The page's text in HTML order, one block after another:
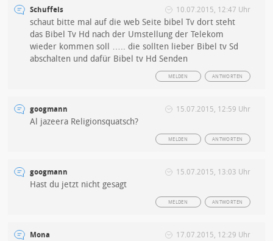
Schuffels 10.07.2015, 12:47 Uhr
schaut bitte mal auf die web Seite bibel Tv dort steht
das Bibel Tv Hd nach der Umstellung der Telekom
wieder kommen soll ….. die sollten lieber Bibel tv Sd
abschalten und dafür Bibel tv Hd Senden
ANTWORTEN
MELDEN
googmann 15.07.2015, 12:59 Uhr
Al jazeera Religionsquatsch?
ANTWORTEN
MELDEN
googmann 15.07.2015, 13:03 Uhr
Hast du jetzt nicht gesagt
ANTWORTEN
MELDEN
Mona 17.07.2015, 12:29 Uhr